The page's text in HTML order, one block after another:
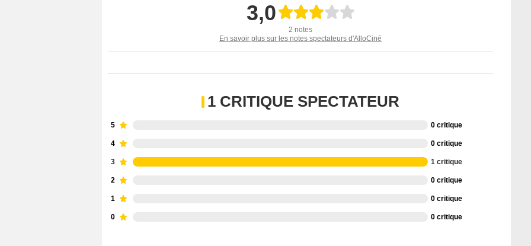
3,0
2 notes
En savoir plus sur les notes spectateurs d'AlloCiné
1 CRITIQUE SPECTATEUR
5 0 critique
4 0 critique
3 1 critique
2 0 critique
1 0 critique
0 0 critique